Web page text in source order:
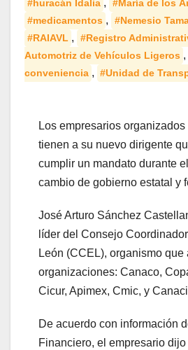
#huracán Idalia , #María de los
#medicamentos , #Nemesio
#RAIAVL ,
#Registro
Automotriz de Vehículos Ligeros ,
conveniencia , #Unidad de
Los empresarios
tienen a su nuevo dirigente
cumplir un mandato durante
cambio de gobierno estatal y
José Arturo Sánchez
líder del Consejo
León (CCEL), organismo que
organizaciones: Canaco,
Cicur, Apimex, Cmic, y
De acuerdo con información
Financiero, el empresario dijo